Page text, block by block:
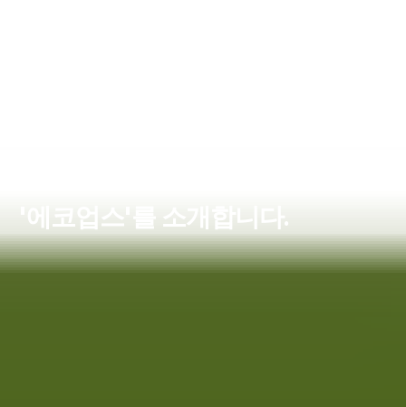
'에코업스'를 소개합니다.